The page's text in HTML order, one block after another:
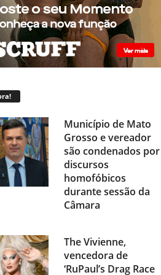
Município de Mato
Grosso e vereador
são condenados por
discursos
homofóbicos
durante sessão da
Câmara
The Vivienne,
vencedora de
‘RuPaul’s Drag Race